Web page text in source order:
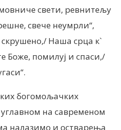
свети, ревнитељу
свече неумрли“,
Наша срца к`
Боже, помилуј и спаси,/
богомољачких
на савременом
налазимо и остварења